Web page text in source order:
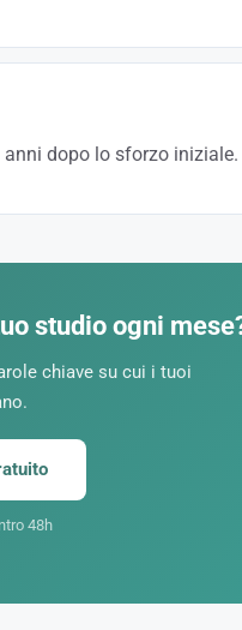
su nicchie precise: «
anni dopo lo sforzo iniziale.
un investimento duraturo.
studio ogni
chiave su cui i tuoi
48h